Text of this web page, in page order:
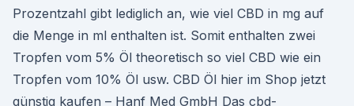
Prozentzahl gibt lediglich an, wie viel CBD in mg auf
die Menge in ml enthalten ist. Somit enthalten zwei
Tropfen vom 5% Öl theoretisch so viel CBD wie ein
Tropfen vom 10% Öl usw. CBD Öl hier im Shop jetzt
günstig kaufen – Hanf Med GmbH Das cbd-